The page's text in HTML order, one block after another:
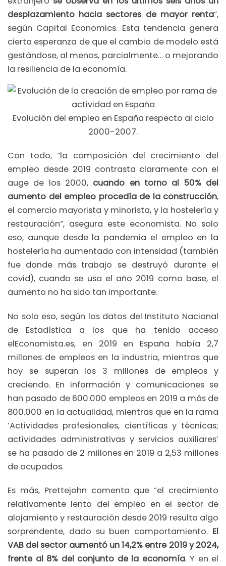
desplazamiento hacia sectores de mayor renta“,
según Capital Economics. Esta tendencia genera
cierta esperanza de que el cambio de modelo está
gestándose, al menos, parcialmente… o mejorando
la resiliencia de la economía.
Evolución del empleo en España respecto al ciclo
2000-2007.
Con todo, “la composición del crecimiento del
empleo desde 2019 contrasta claramente con el
auge de los 2000, cuando en torno al 50% del
aumento del empleo procedía de la construcción,
el comercio mayorista y minorista, y la hostelería y
restauración”, asegura este economista. No solo
eso, aunque desde la pandemia el empleo en la
hostelería ha aumentado con intensidad (también
fue donde más trabajo se destruyó durante el
covid), cuando se usa el año 2019 como base, el
aumento no ha sido tan importante.
No solo eso, según los datos del Instituto Nacional
de Estadística a los que ha tenido acceso
elEconomista.es, en 2019 en España había 2,7
millones de empleos en la industria, mientras que
hoy se superan los 3 millones de empleos y
creciendo. En información y comunicaciones se
han pasado de 600.000 empleos en 2019 a más de
800.000 en la actualidad, mientras que en la rama
‘Actividades profesionales, científicas y técnicas;
actividades administrativas y servicios auxiliares’
se ha pasado de 2 millones en 2019 a 2,53 millones
de ocupados.
Es más, Prettejohn comenta que “el crecimiento
relativamente lento del empleo en el sector de
alojamiento y restauración desde 2019 resulta algo
sorprendente, dado su buen comportamiento. El
VAB del sector aumentó un 14,2% entre 2019 y 2024,
frente al 8% del conjunto de la economía. Y en el